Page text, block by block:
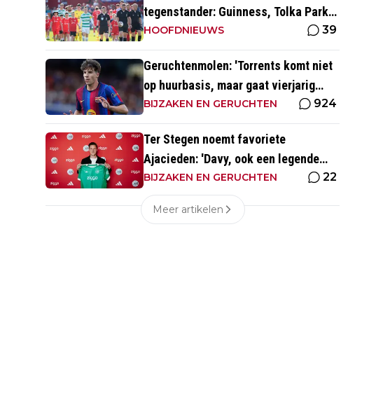
tegenstander: Guinness, Tolka Park
en bijzonder lage marktwaarde
HOOFDNIEUWS 39
Geruchtenmolen: 'Torrents komt niet
op huurbasis, maar gaat vierjarig
contract tekenen bij Ajax'
BIJZAKEN EN GERUCHTEN 924
Ter Stegen noemt favoriete
Ajacieden: 'Davy, ook een legende
van de club'
BIJZAKEN EN GERUCHTEN 22
Meer artikelen